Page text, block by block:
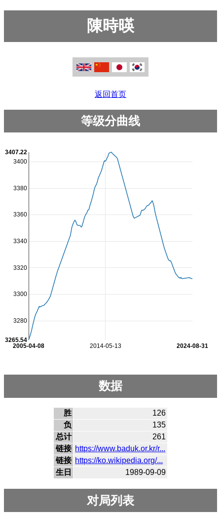
陳時暎
返回首页
等级分曲线
2014-05-13
2005-04-08 2024-08-31
3280
3300
3320
3340
3360
3380
3400
3265.54
3407.22
数据
胜
126
负
135
总计
261
链接 https://www.baduk.or.kr/r...
链接 https://ko.wikipedia.org/...
生日
1989-09-09
对局列表